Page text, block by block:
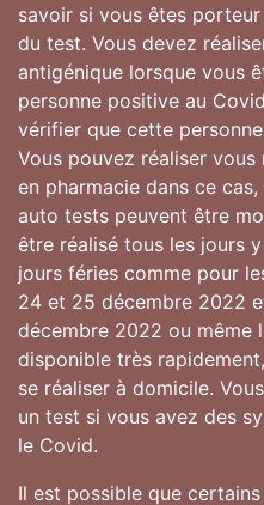
savoir si vous êtes
du test. Vous devez
antigénique lorsque vous
personne positive au
vérifier que cette
Vous pouvez réaliser
en pharmacie dans ce
auto tests peuvent être
être réalisé tous les jours
jours féries comme pour
24 et 25 décembre 2022
décembre 2022 ou même
disponible très
se réaliser à domicile.
un test si vous avez des
le Covid.
Il est possible que